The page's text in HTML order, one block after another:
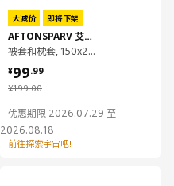
大减价 即将下架
AFTONSPARV 艾顿斯帕
被套和枕套, 150x200/50x80 厘米
¥199.00
¥ 199.00
¥99.99
¥ 99.99
优惠期限 2026.07.29 至
2026.08.18
前往探索宇宙吧!